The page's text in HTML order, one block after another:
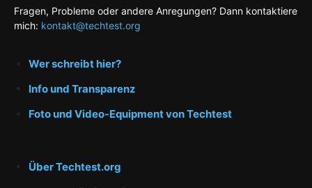
Fragen, Probleme oder andere Anregungen? Dann kontaktiere
mich: kontakt@techtest.org
Wer schreibt hier?
Info und Transparenz
Foto und Video-Equipment von Techtest
Über Techtest.org